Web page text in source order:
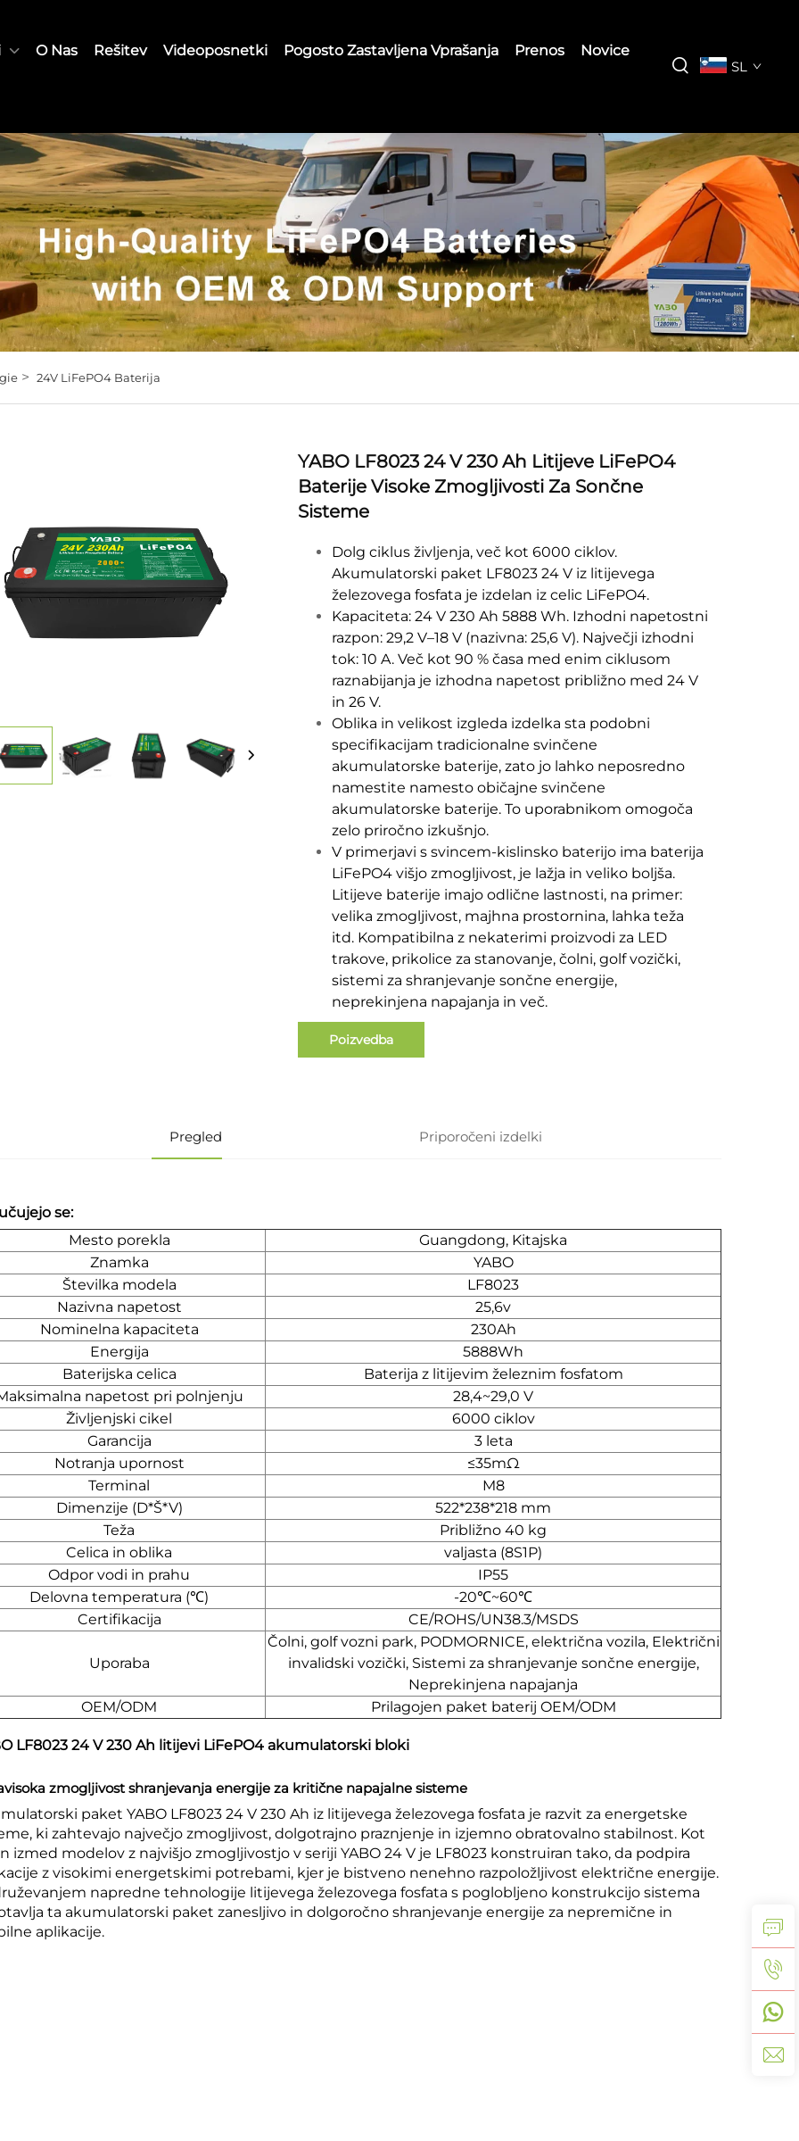
O Nas Rešitev Videoposnetki Pogosto Zastavljena Vprašanja Prenos
Novice
SL
> 24V LiFePO4 Baterija
YABO LF8023 24 V 230 Ah Litijeve LiFePO4
Baterije Visoke Zmogljivosti Za Sončne
Sisteme
Dolg ciklus življenja, več kot 6000 ciklov.
Akumulatorski paket LF8023 24 V iz litijevega
železovega fosfata je izdelan iz celic LiFePO4.
Kapaciteta: 24 V 230 Ah 5888 Wh. Izhodni napetostni
razpon: 29,2 V–18 V (nazivna: 25,6 V). Največji izhodni
tok: 10 A. Več kot 90 % časa med enim ciklusom
raznabijanja je izhodna napetost približno med 24 V
in 26 V.
Oblika in velikost izgleda izdelka sta podobni
specifikacijam tradicionalne svinčene
akumulatorske baterije, zato jo lahko neposredno
namestite namesto običajne svinčene
akumulatorske baterije. To uporabnikom omogoča
zelo priročno izkušnjo.
V primerjavi s svincem-kislinsko baterijo ima baterija
LiFePO4 višjo zmogljivost, je lažja in veliko boljša.
Litijeve baterije imajo odlične lastnosti, na primer:
velika zmogljivost, majhna prostornina, lahka teža
itd. Kompatibilna z nekaterimi proizvodi za LED
trakove, prikolice za stanovanje, čolni, golf vozički,
sistemi za shranjevanje sončne energije,
neprekinjena napajanja in več.
Poizvedba
Pregled Priporočeni izdelki
se:
Mesto porekla
Guangdong, Kitajska
Znamka
YABO
Številka modela
LF8023
Nazivna napetost
25,6v
Nominelna kapaciteta
230Ah
Energija
5888Wh
Baterijska celica
Baterija z litijevim železnim fosfatom
napetost pri polnjenju
28,4~29,0 V
Življenjski cikel
6000 ciklov
Garancija
3 leta
Notranja upornost
≤35mΩ
Terminal
M8
Dimenzije (D*Š*V)
522*238*218 mm
Teža
Približno 40 kg
Celica in oblika
valjasta (8S1P)
Odpor vodi in prahu
IP55
Delovna temperatura (℃)
-20℃~60℃
Certifikacija
CE/ROHS/UN38.3/MSDS
Uporaba
Čolni, golf vozni park, PODMORNICE, električna vozila, Električni
invalidski vozički, Sistemi za shranjevanje sončne energije,
Neprekinjena napajanja
OEM/ODM
Prilagojen paket baterij OEM/ODM
LF8023 24 V 230 Ah litijevi LiFePO4 akumulatorski bloki
zmogljivost shranjevanja energije za kritične napajalne sisteme
paket YABO LF8023 24 V 230 Ah iz litijevega železovega fosfata je razvit za energetske
ki zahtevajo največjo zmogljivost, dolgotrajno praznjenje in izjemno obratovalno stabilnost. Kot
izmed modelov z najvišjo zmogljivostjo v seriji YABO 24 V je LF8023 konstruiran tako, da podpira
z visokimi energetskimi potrebami, kjer je bistveno nenehno razpoložljivost električne energije.
napredne tehnologije litijevega železovega fosfata s poglobljeno konstrukcijo sistema
ta akumulatorski paket zanesljivo in dolgoročno shranjevanje energije za nepremične in
aplikacije.